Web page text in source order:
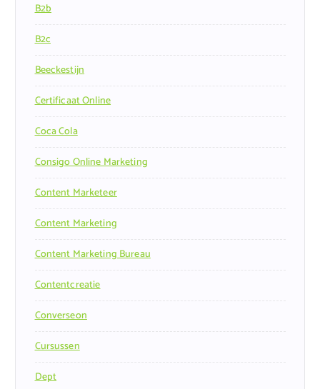
B2b
B2c
Beeckestijn
Certificaat Online
Coca Cola
Consigo Online Marketing
Content Marketeer
Content Marketing
Content Marketing Bureau
Contentcreatie
Converseon
Cursussen
Dept